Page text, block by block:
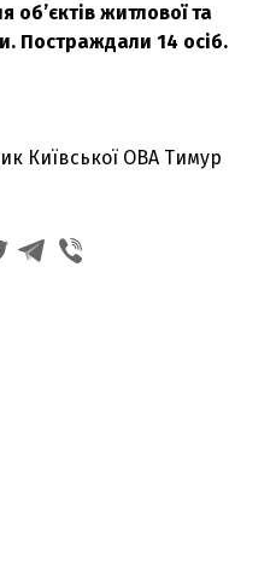
житлової та
Постраждали 14 осіб.
Київської ОВА Тимур